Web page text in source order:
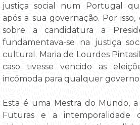
justiça social num Portugal
após a sua governação. Por
sobre a candidatura a
fundamentava-se na justiça
cultural. Maria de Lourdes
caso tivesse vencido as
incómoda para qualquer governo.
Esta é uma Mestra do Mundo,
Futuras e a intemporalidade